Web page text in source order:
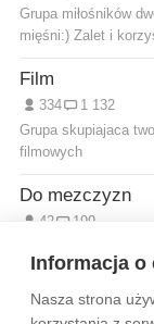
Informacja o
Nasza strona
Grupa miłośników
mięśni:) Zalet i
Film
334
1 132
Grupa skupiajaca
filmowych
Do mezczyzn
42
199
Wytyczne dla